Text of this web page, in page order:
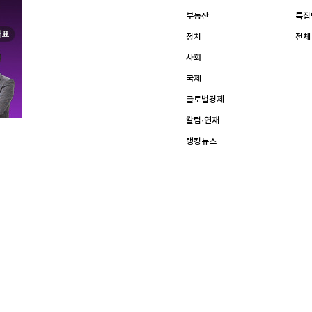
부동산
정치
사회
국제
글로벌경제
칼럼·연재
랭킹뉴스
특
전